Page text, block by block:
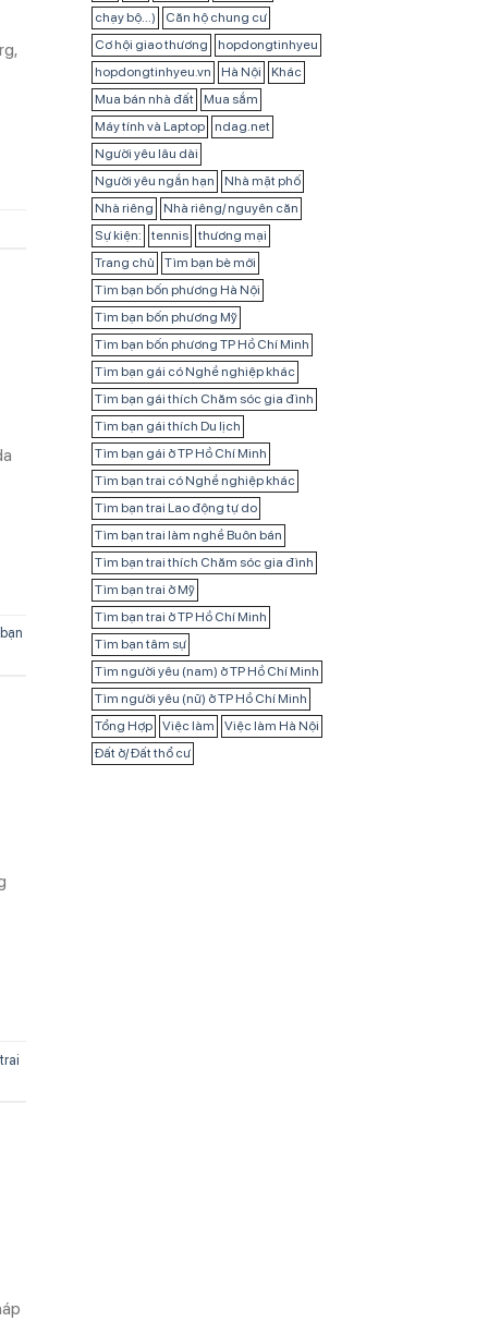
chạy bộ...)
Căn hộ chung cư
Cơ hội giao thương
hopdongtinhyeu
hopdongtinhyeu.vn
Hà Nội
Khác
Mua bán nhà đất
Mua sắm
Máy tính và Laptop
ndag.net
Người yêu lâu dài
Người yêu ngắn hạn
Nhà mặt phố
Nhà riêng
Nhà riêng/ nguyên căn
Sự kiện:
tennis
thương mại
Trang chủ
Tìm bạn bè mới
Tìm bạn bốn phương Hà Nội
Tìm bạn bốn phương Mỹ
Tìm bạn bốn phương TP Hồ Chí Minh
Tìm bạn gái có Nghề nghiệp khác
Tìm bạn gái thích Chăm sóc gia đình
Tìm bạn gái thích Du lịch
Tìm bạn gái ở TP Hồ Chí Minh
Tìm bạn trai có Nghề nghiệp khác
Tìm bạn trai Lao động tự do
Tìm bạn trai làm nghề Buôn bán
Tìm bạn trai thích Chăm sóc gia đình
Tìm bạn trai ở Mỹ
Tìm bạn trai ở TP Hồ Chí Minh
Tìm bạn tâm sự
Tìm người yêu (nam) ở TP Hồ Chí Minh
Tìm người yêu (nữ) ở TP Hồ Chí Minh
Tổng Hợp
Việc làm
Việc làm Hà Nội
Đất ở/ Đất thổ cư